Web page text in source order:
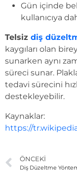
Gün içinde
kullanıcıya
Telsiz diş
kaygıları olan
sunarken aynı
süreci sunar.
tedavi sürecini
destekleyebilir.
Kaynaklar:
https://
ÖNCEKI
Diş Düzeltme